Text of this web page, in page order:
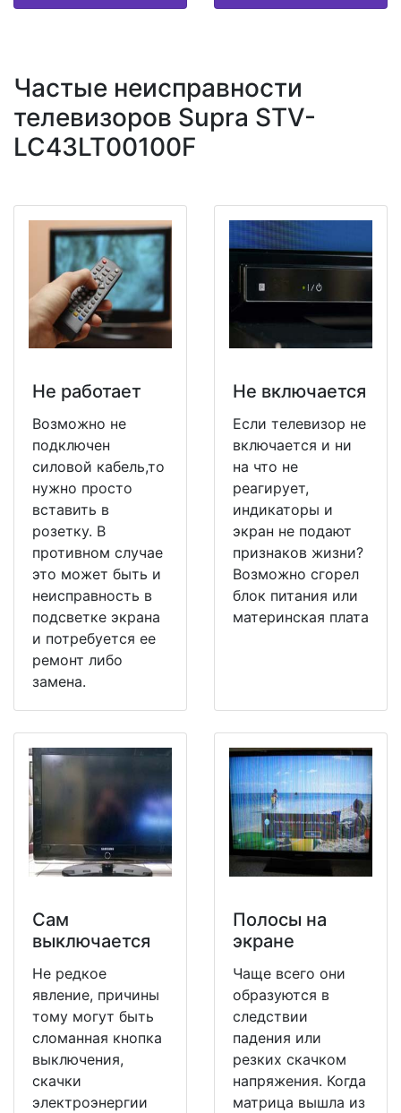
Частые неисправности
телевизоров Supra STV-
LC43LT00100F
Не работает
Возможно не
подключен
силовой кабель,то
нужно просто
вставить в
розетку. В
противном случае
это может быть и
неисправность в
подсветке экрана
и потребуется ее
ремонт либо
замена.
Не включается
Если телевизор не
включается и ни
на что не
реагирует,
индикаторы и
экран не подают
признаков жизни?
Возможно сгорел
блок питания или
материнская плата
Сам
выключается
Не редкое
явление, причины
тому могут быть
сломанная кнопка
выключения,
скачки
электроэнергии
Полосы на
экране
Чаще всего они
образуются в
следствии
падения или
резких скачком
напряжения. Когда
матрица вышла из